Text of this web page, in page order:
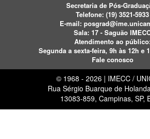
Secretaria de Pós-
Telefone: (19) 3521-5933
E-mail:
Sala: 17 - Saguão
Atendimento ao
Segunda a sexta-feira, 9h às 12h e
Fale conosco
© 1968 - 2026 | IMECC /
Rua Sérgio Buarque de
13083-859, Campinas, SP,